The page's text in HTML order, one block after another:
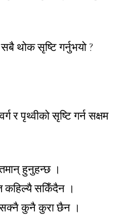
थोक सृष्टि गर्नुभयो ?
र पृथ्वीको सृष्टि गर्न सक्षम
हुनुहन्छ ।
कहिल्यै सकिँदैन ।
कुनै कुरा छैन ।